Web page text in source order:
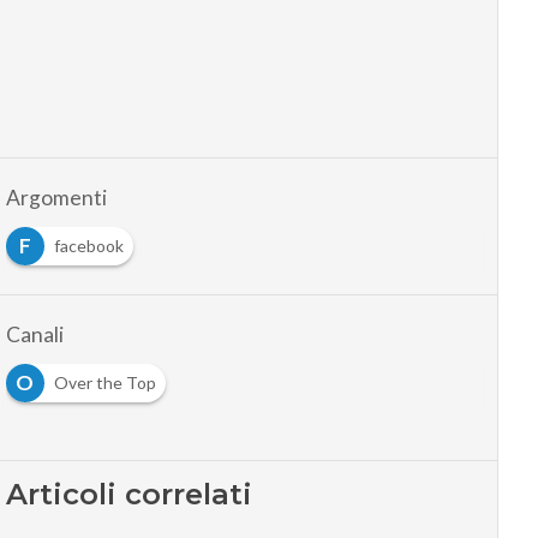
Argomenti
F
facebook
Canali
O
Over the Top
Articoli correlati